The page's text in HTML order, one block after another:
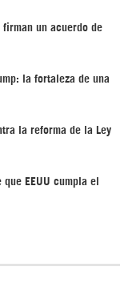
firman un acuerdo de
la fortaleza de una
la reforma de la Ley
EEUU cumpla el